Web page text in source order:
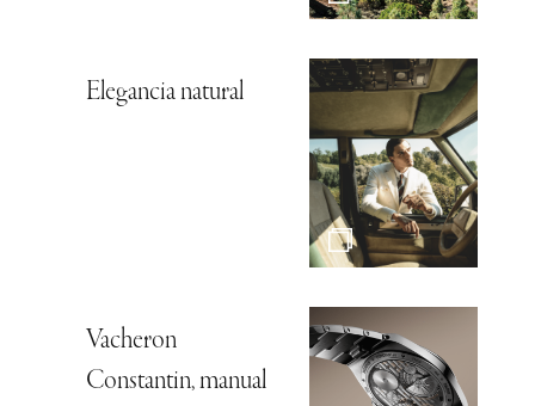
Elegancia natural
Vacheron
Constantin, manual